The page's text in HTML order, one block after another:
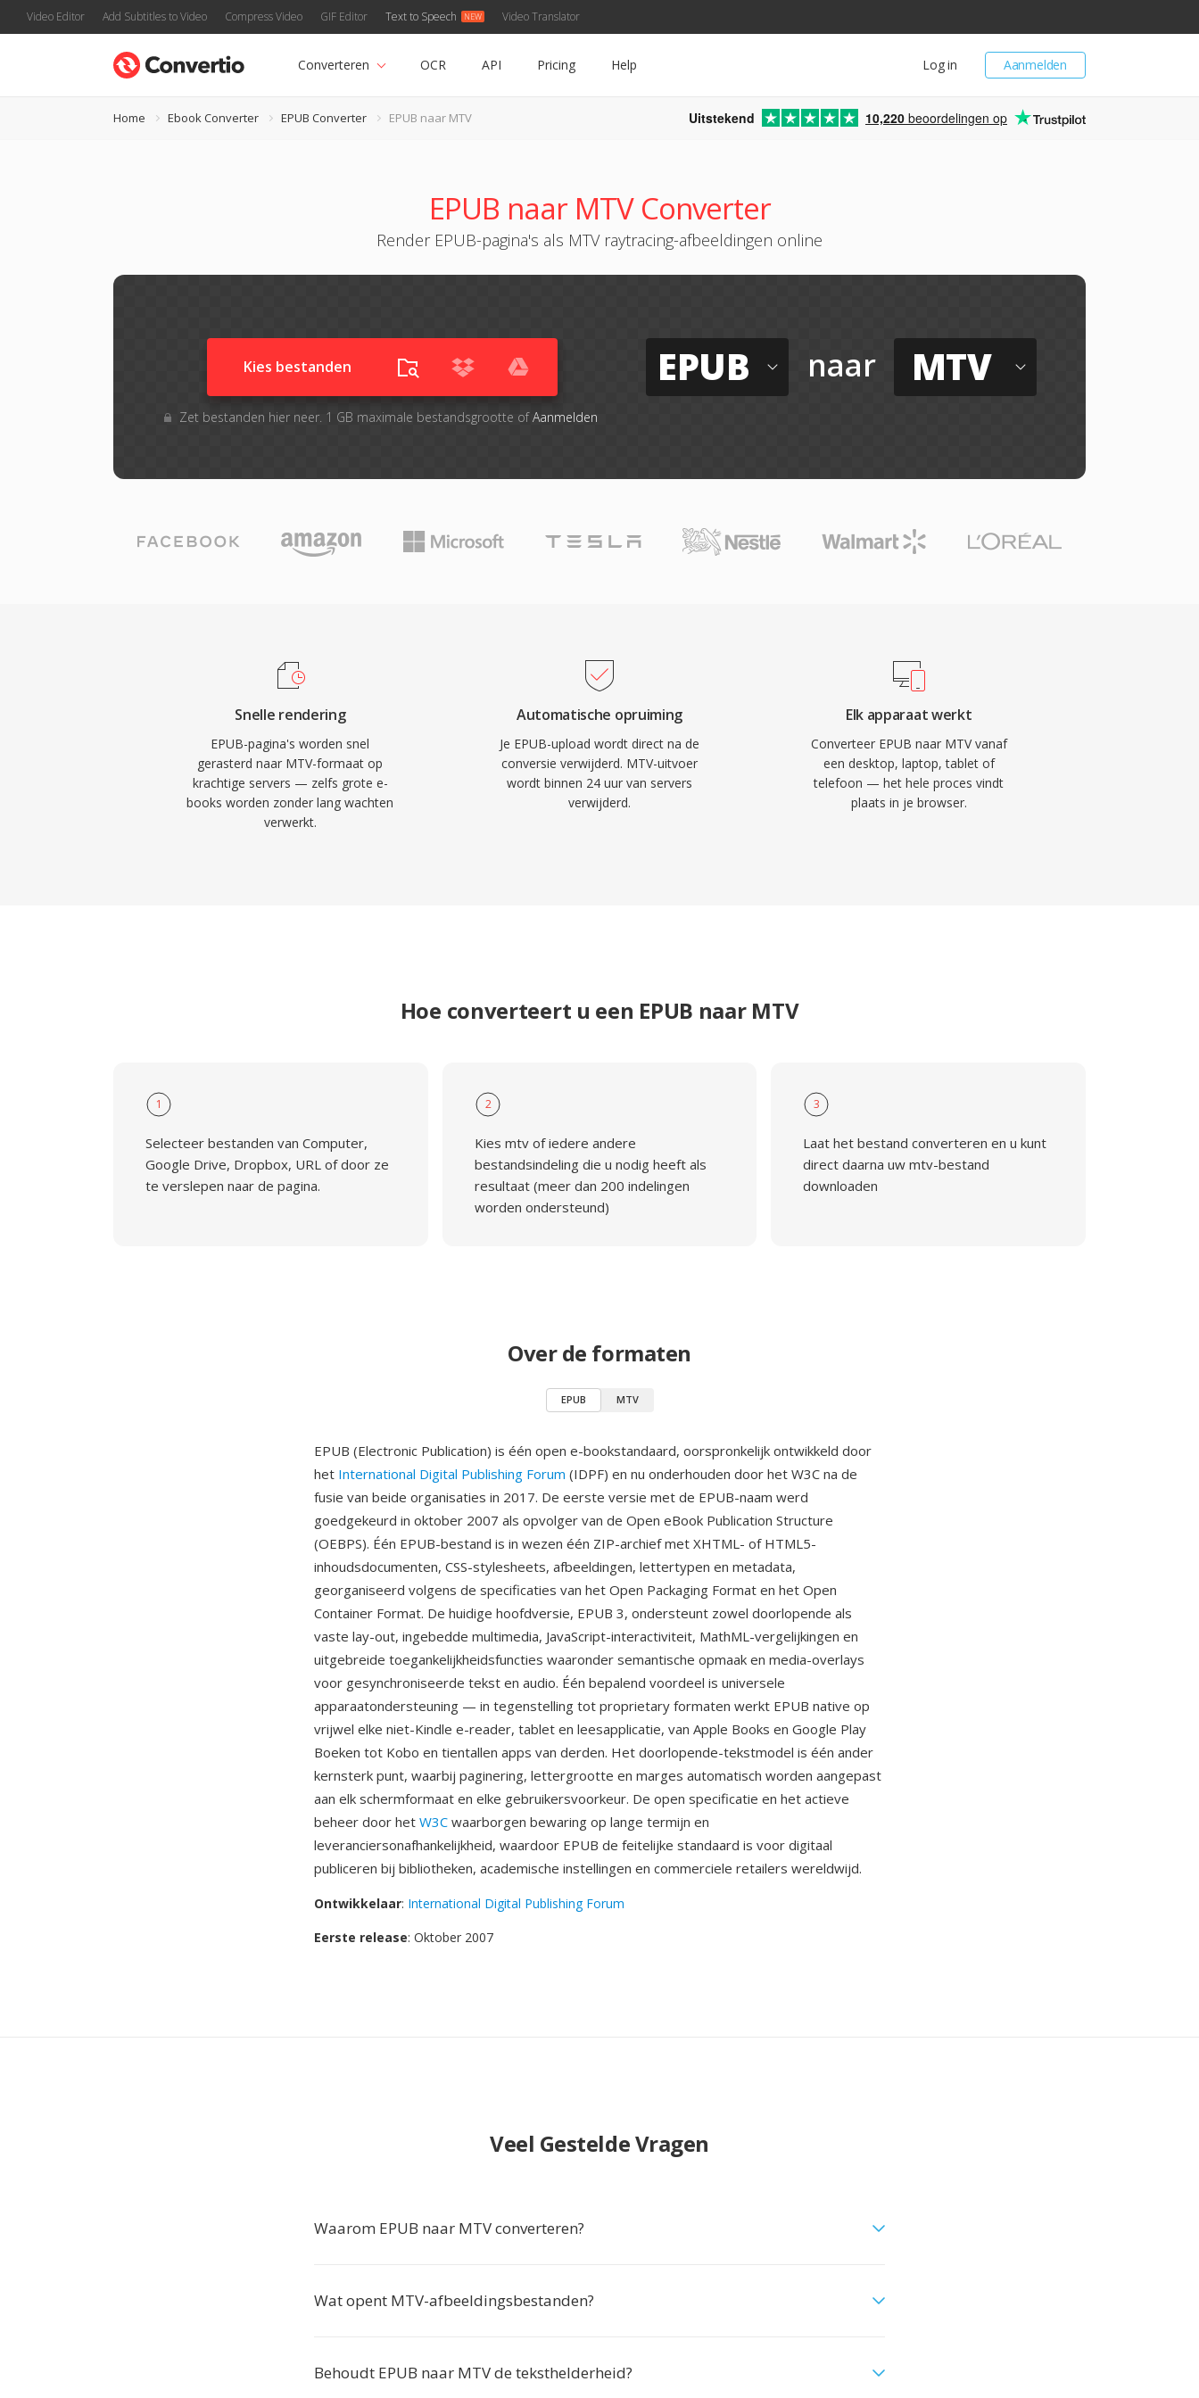
Video Editor Add Subtitles to Video Compress Video GIF Editor Text to Speech Video Translator
Aanmelden
Log in
Converteren OCR API Pricing Help
Home Ebook Converter EPUB Converter EPUB naar MTV Uitstekend 10,220 beoordelingen op
EPUB naar MTV Converter
Render EPUB-pagina's als MTV raytracing-afbeeldingen online
Kies bestanden
Zet bestanden hier neer. 1 GB maximale bestandsgrootte ofAanmelden
EPUB naar MTV
Snelle rendering
EPUB-pagina's worden snel
gerasterd naar MTV-formaat op
krachtige servers — zelfs grote e-
books worden zonder lang wachten
verwerkt.
Automatische opruiming
Je EPUB-upload wordt direct na de
conversie verwijderd. MTV-uitvoer
wordt binnen 24 uur van servers
verwijderd.
Elk apparaat werkt
Converteer EPUB naar MTV vanaf
een desktop, laptop, tablet of
telefoon — het hele proces vindt
plaats in je browser.
Hoe converteert u een EPUB naar MTV
1
Selecteer bestanden van Computer,
Google Drive, Dropbox, URL of door ze
te verslepen naar de pagina.
2
Kies mtv of iedere andere
bestandsindeling die u nodig heeft als
resultaat (meer dan 200 indelingen
worden ondersteund)
3
Laat het bestand converteren en u kunt
direct daarna uw mtv-bestand
downloaden
Over de formaten
EPUB MTV
EPUB (Electronic Publication) is één open e-bookstandaard, oorspronkelijk ontwikkeld door
het International Digital Publishing Forum (IDPF) en nu onderhouden door het W3C na de
fusie van beide organisaties in 2017. De eerste versie met de EPUB-naam werd
goedgekeurd in oktober 2007 als opvolger van de Open eBook Publication Structure
(OEBPS). Één EPUB-bestand is in wezen één ZIP-archief met XHTML- of HTML5-
inhoudsdocumenten, CSS-stylesheets, afbeeldingen, lettertypen en metadata,
georganiseerd volgens de specificaties van het Open Packaging Format en het Open
Container Format. De huidige hoofdversie, EPUB 3, ondersteunt zowel doorlopende als
vaste lay-out, ingebedde multimedia, JavaScript-interactiviteit, MathML-vergelijkingen en
uitgebreide toegankelijkheidsfuncties waaronder semantische opmaak en media-overlays
voor gesynchroniseerde tekst en audio. Één bepalend voordeel is universele
apparaatondersteuning — in tegenstelling tot proprietary formaten werkt EPUB native op
vrijwel elke niet-Kindle e-reader, tablet en leesapplicatie, van Apple Books en Google Play
Boeken tot Kobo en tientallen apps van derden. Het doorlopende-tekstmodel is één ander
kernsterk punt, waarbij paginering, lettergrootte en marges automatisch worden aangepast
aan elk schermformaat en elke gebruikersvoorkeur. De open specificatie en het actieve
beheer door het W3C waarborgen bewaring op lange termijn en
leveranciersonafhankelijkheid, waardoor EPUB de feitelijke standaard is voor digitaal
publiceren bij bibliotheken, academische instellingen en commerciele retailers wereldwijd.
Ontwikkelaar: International Digital Publishing Forum
Eerste release: Oktober 2007
Veel Gestelde Vragen
Waarom EPUB naar MTV converteren?
Wat opent MTV-afbeeldingsbestanden?
Behoudt EPUB naar MTV de teksthelderheid?